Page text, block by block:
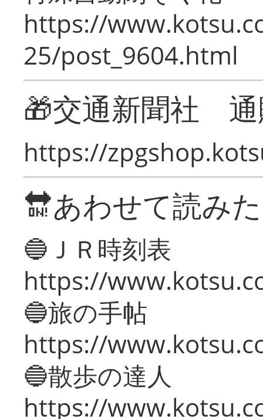
https://
25/post_9604.html
🎁交通新聞社
https://
🔛あわせて読み
🔵ＪＲ時刻表
https://
🔵旅の手帖
https://
🔵散歩の達人
https://